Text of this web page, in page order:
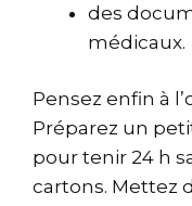
des
médicaux.
Pensez enfin à
Préparez un
pour tenir 24 h
cartons. Mettez